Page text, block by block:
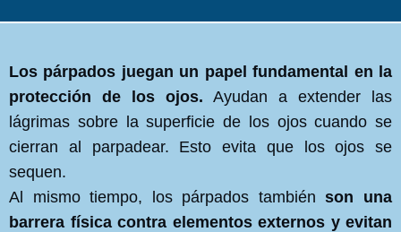
Los párpados juegan un papel fundamental en la
protección de los ojos.Ayudan a extender las
lágrimas sobre la superficie de los ojos cuando se
cierran al parpadear. Esto evita que los ojos se
sequen.
Al mismo tiempo, los párpados tambiénson una
barrera física contra elementos externos y evitan